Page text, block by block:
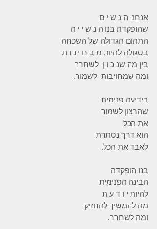
אנחנו ה נ ש י ם
שהופקדה בנו ה נ ש י י ה
התהום הגדולה של השכחה
בסגולה להיות מ ב ח י נ ו ת
בין מה שנ כ ו ן  לשחרר
ומה שמחויבות  לשמור.
בידיעה פנימית
שהרצון לשמור
את הכל
הוא דרך נסתרת
לאבד את הכל.
בנו הופקדה
הבינה הפנימית
להיות י ו ד ע ת
מה להמשיך להחזיק
ומה לשחרר.